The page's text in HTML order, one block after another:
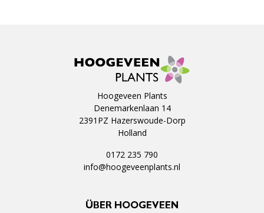
Hoogeveen Plants
Denemarkenlaan 14
2391PZ Hazerswoude-Dorp
Holland
0172 235 790
info@hoogeveenplants.nl
ÜBER HOOGEVEEN